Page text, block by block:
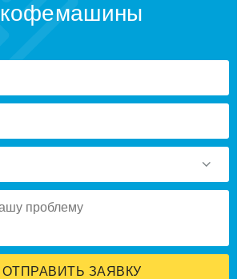
кофемашины
ОТПРАВИТЬ ЗАЯВКУ